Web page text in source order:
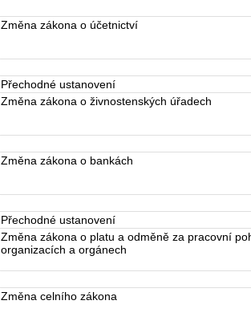
Změna zákona o účetnictví
Přechodné ustanovení
Změna zákona o živnostenských úřadech
Změna zákona o bankách
Přechodné ustanovení
Změna zákona o platu a odměně za pracovní
organizacích a orgánech
Změna celního zákona